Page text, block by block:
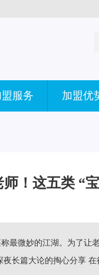
盟服务 加盟优
师！这五类 “
最微妙的江湖。为了让
长篇大论的掏心分享 在